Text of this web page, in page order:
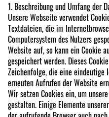
1. Beschreibung und Umfang der
Unsere Webseite verwendet
Textdateien, die im
Computersystem des Nutzers
Website auf, so kann ein Cookie
gespeichert werden. Dieses
Zeichenfolge, die eine eindeutige
erneuten Aufrufen der Website
Wir setzen Cookies ein, um
gestalten. Einige Elemente